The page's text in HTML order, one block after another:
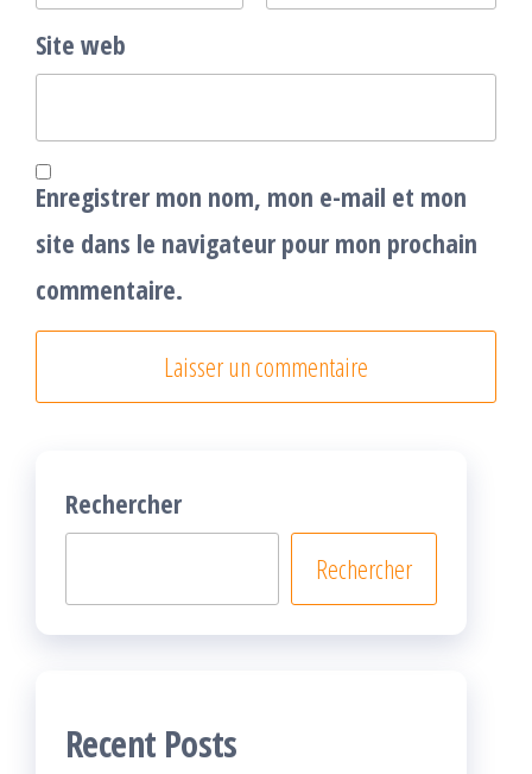
Site web
Enregistrer mon nom, mon e-mail et mon
site dans le navigateur pour mon prochain
commentaire.
Rechercher
Rechercher
Recent Posts